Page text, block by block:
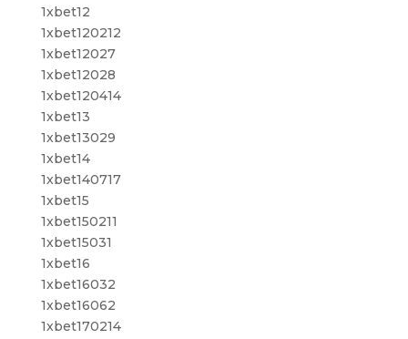
1xbet12
1xbet120212
1xbet12027
1xbet12028
1xbet120414
1xbet13
1xbet13029
1xbet14
1xbet140717
1xbet15
1xbet150211
1xbet15031
1xbet16
1xbet16032
1xbet16062
1xbet170214